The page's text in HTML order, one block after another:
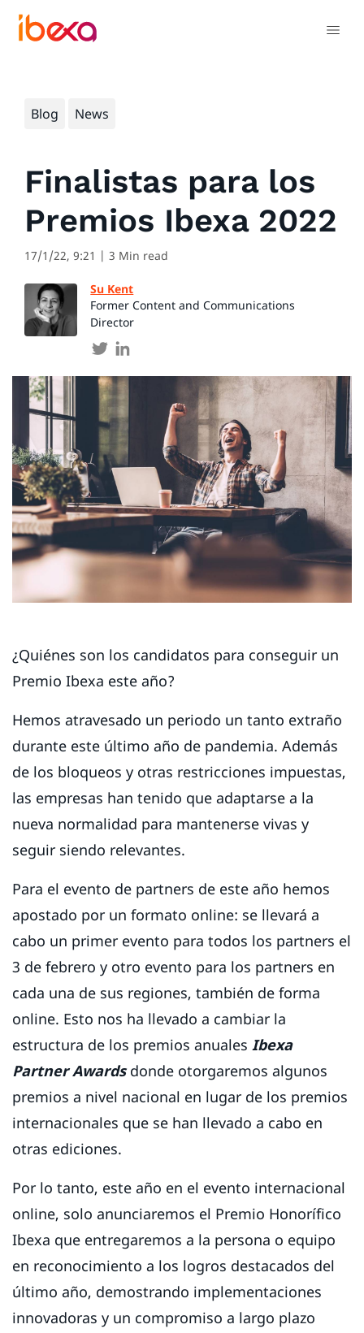
Blog News
Finalistas para los
Premios Ibexa 2022
17/1/22, 9:21 | 3 Min read
Su Kent
Former Content and Communications
Director
¿Quiénes son los candidatos para conseguir un
Premio Ibexa este año?
Hemos atravesado un periodo un tanto extraño
durante este último año de pandemia. Además
de los bloqueos y otras restricciones impuestas,
las empresas han tenido que adaptarse a la
nueva normalidad para mantenerse vivas y
seguir siendo relevantes.
Para el evento de partners de este año hemos
apostado por un formato online: se llevará a
cabo un primer evento para todos los partners el
3 de febrero y otro evento para los partners en
cada una de sus regiones, también de forma
online. Esto nos ha llevado a cambiar la
estructura de los premios anuales Ibexa
Partner Awardsdonde otorgaremos algunos
premios a nivel nacional en lugar de los premios
internacionales que se han llevado a cabo en
otras ediciones.
Por lo tanto, este año en el evento internacional
online, solo anunciaremos el Premio Honorífico
Ibexa que entregaremos a la persona o equipo
en reconocimiento a los logros destacados del
último año, demostrando implementaciones
innovadoras y un compromiso a largo plazo